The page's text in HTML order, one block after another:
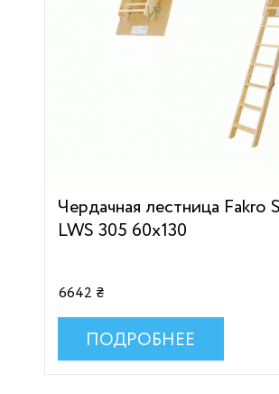
Чердачная лестница Fakro
LWS 305 60х130
6642 ₴
ПОДРОБНЕЕ